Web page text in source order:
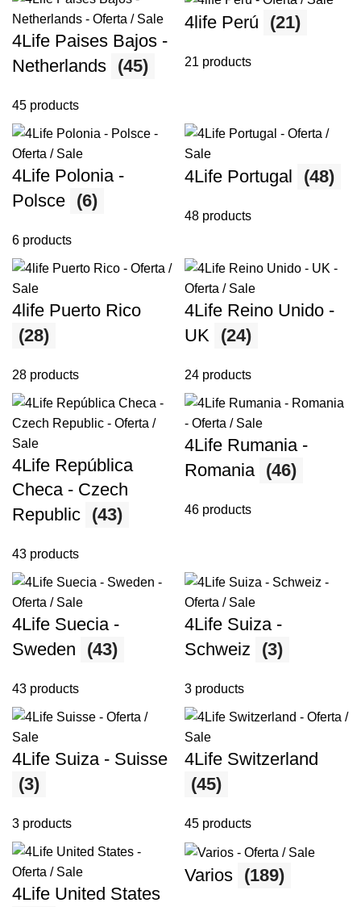
4Life Paises Bajos -
Netherlands (45)
45 products
4life Perú (21)
21 products
4Life Polonia -
Polsce (6)
6 products
4Life Portugal (48)
48 products
4life Puerto Rico
(28)
28 products
4Life Reino Unido -
UK (24)
24 products
4Life República
Checa - Czech
Republic (43)
43 products
4Life Rumania -
Romania (46)
46 products
4Life Suecia -
Sweden
(43)
43 products
4Life Suiza -
Schweiz
(3)
3 products
4Life Suiza - Suisse
(3)
3 products
4Life Switzerland
(45)
45 products
4Life United States
Varios (189)